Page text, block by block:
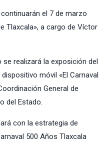
el 7 de marzo
Tlaxcala», a cargo de Víctor
realizará la exposición del
móvil «El Carnaval
General de
del Estado.
con la estrategia de
500 Años Tlaxcala